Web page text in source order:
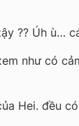
?? Úh ù…
như có
Hei. đều